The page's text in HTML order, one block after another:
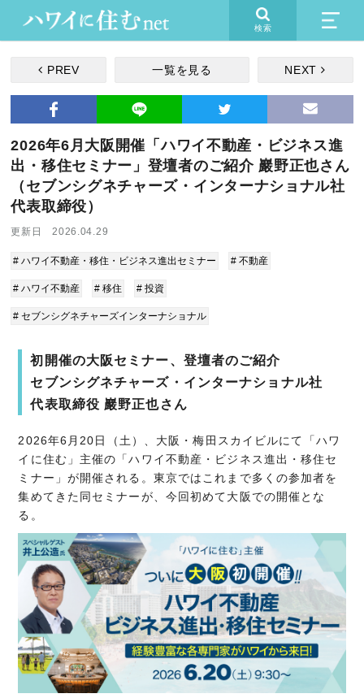
検索
PREV 一覧を見る NEXT
2026年6月大阪開催「ハワイ不動産・ビジネス進
出・移住セミナー」登壇者のご紹介 巖野正也さん
（セブンシグネチャーズ・インターナショナル社
代表取締役）
更新日 2026.04.29
# ハワイ不動産・移住・ビジネス進出セミナー # 不動産
# ハワイ不動産 # 移住 # 投資
# セブンシグネチャーズインターナショナル
初開催の大阪セミナー、登壇者のご紹介
セブンシグネチャーズ・インターナショナル社
代表取締役 巖野正也さん
2026年6月20日（土）、大阪・梅田スカイビルにて「ハワ
イに住む」主催の「ハワイ不動産・ビジネス進出・移住セ
ミナー」が開催される。東京ではこれまで多くの参加者を
集めてきた同セミナーが、今回初めて大阪での開催とな
る。